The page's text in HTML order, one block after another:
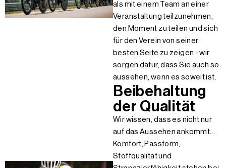
als mit einem Team an einer
Veranstaltung teilzunehmen,
den Moment zu teilen und sich
für den Verein von seiner
besten Seite zu zeigen - wir
sorgen dafür, dass Sie auch so
aussehen, wenn es soweit ist.
Beibehaltung
der Qualität
Wir wissen, dass es nicht nur
auf das Aussehen ankommt...
Komfort, Passform,
Stoffqualität und